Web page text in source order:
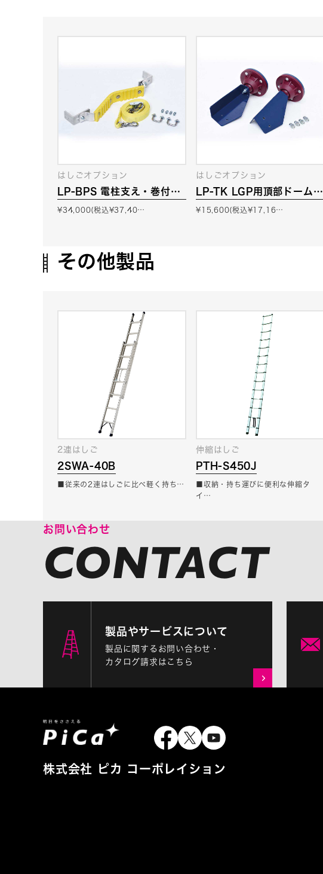
LP-BPS 電柱支え・巻付け
ベルトセット
はしごオプション
¥34,000(税込¥37,40…
LP-TK LGP用頂部ドームジ
ョイントセット
はしごオプション
¥15,600(税込¥17,16…
その他製品
2SWA-40B
2連はしご
■従来の2連はしごに比べ軽く持ち…
PTH-S450J
伸縮はしご
■収納・持ち運びに便利な伸縮タ
イ…
お問い合わせ
製品やサービスについて
製品に関するお問い合わせ・
カタログ請求はこちら
株式会社 ピカ コーポレイション